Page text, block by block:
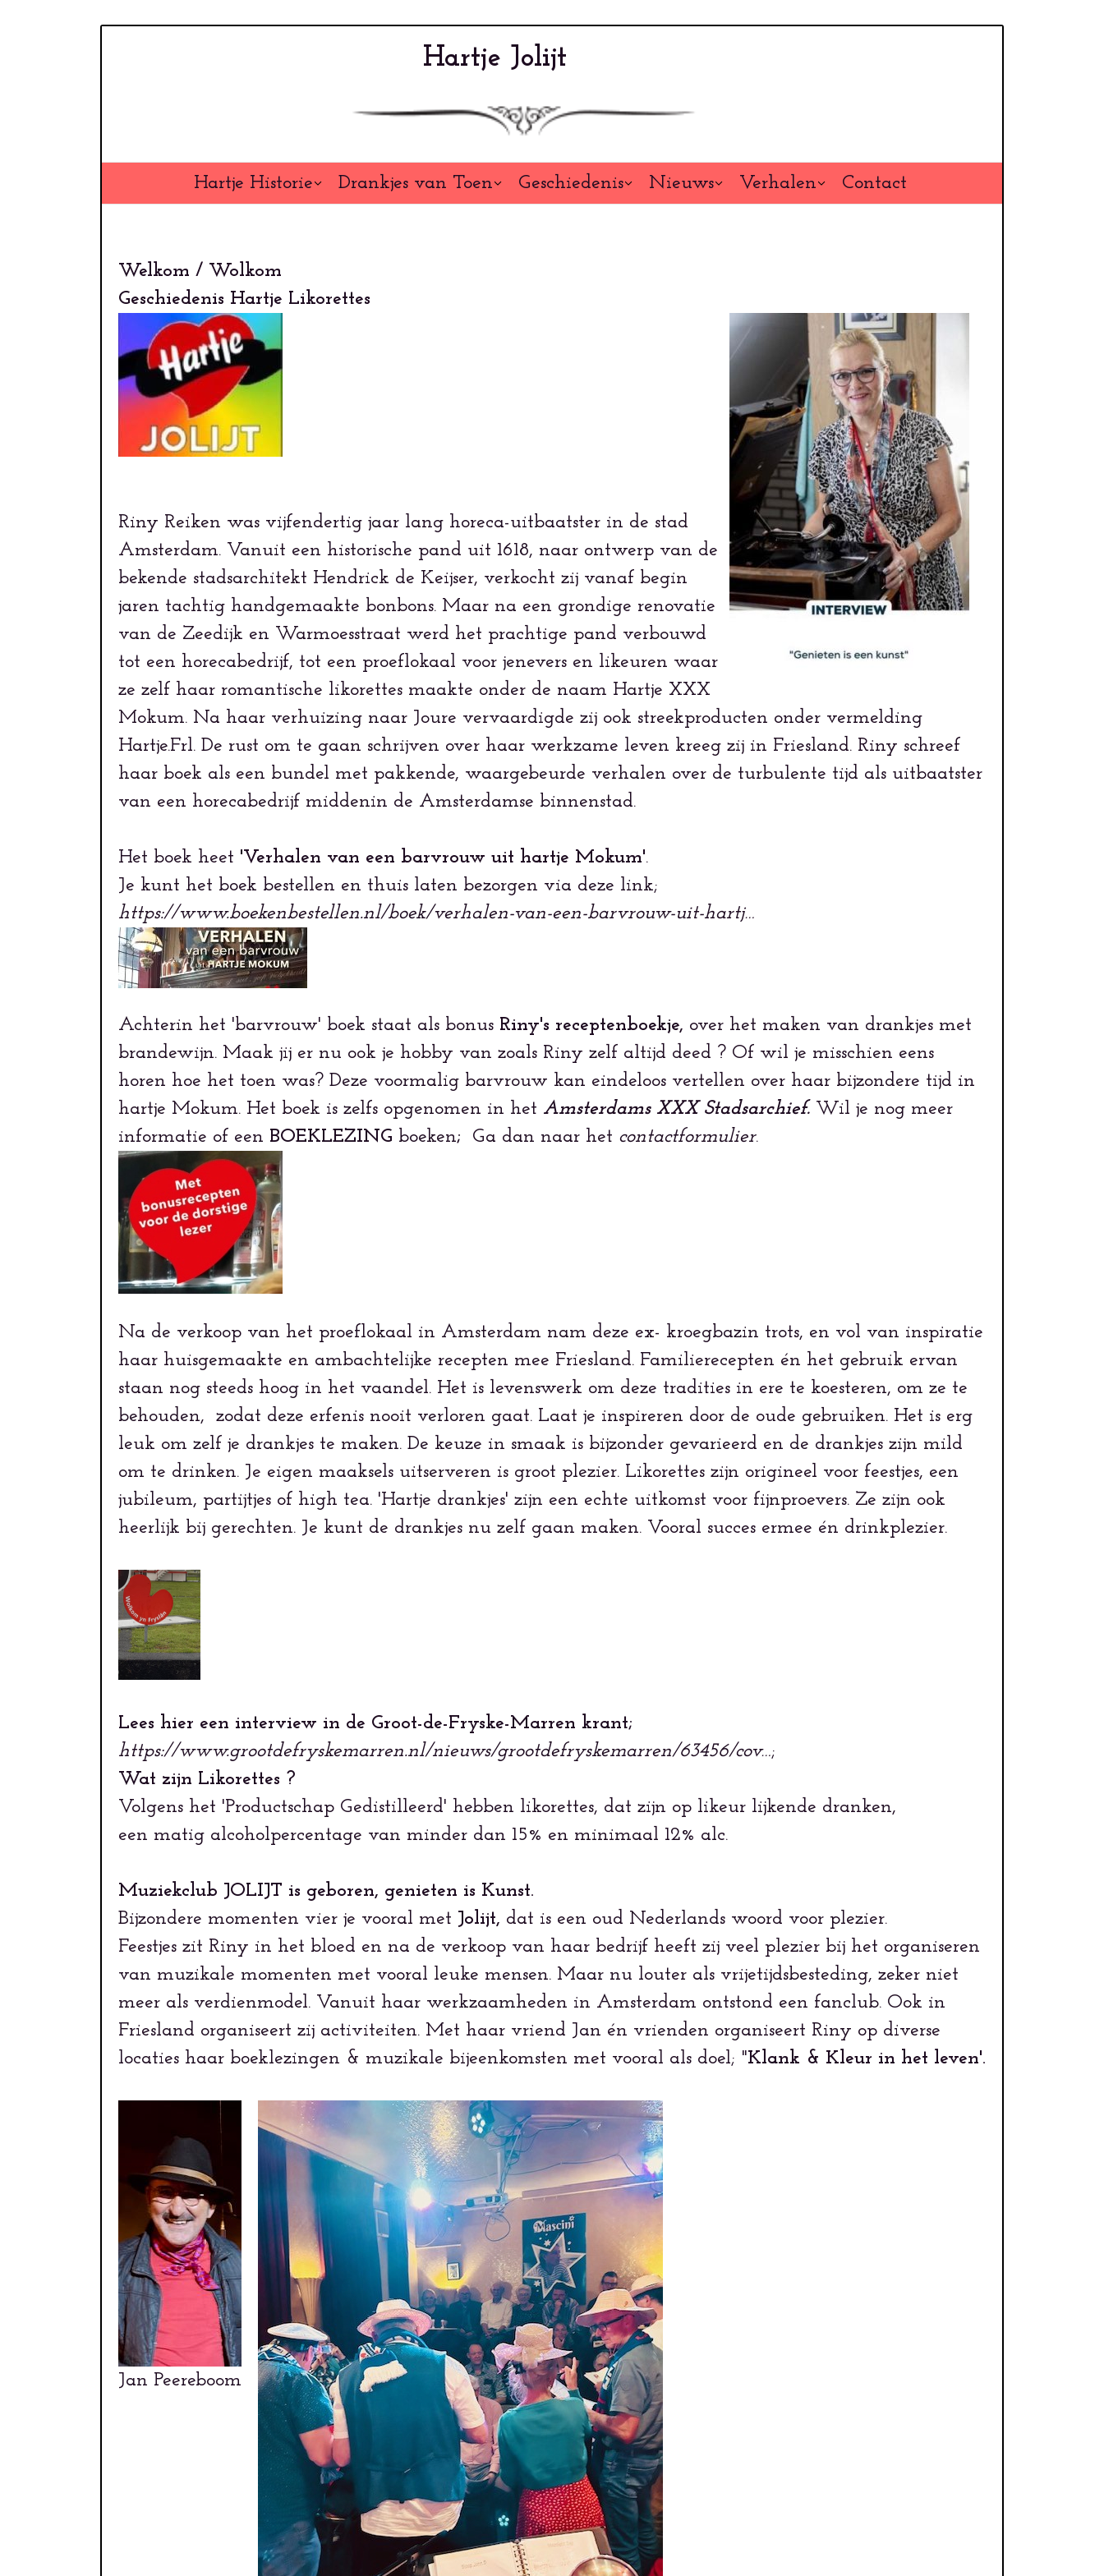
Hartje Jolijt
Hartje Historie Drankjes van Toen Geschiedenis Nieuws Verhalen Contact
Welkom / Wolkom
Geschiedenis Hartje Likorettes
Riny Reiken was vijfendertig jaar lang horeca-uitbaatster in de stad
Amsterdam. Vanuit een historische pand uit 1618, naar ontwerp van de
bekende stadsarchitekt Hendrick de Keijser, verkocht zij vanaf begin
jaren tachtig handgemaakte bonbons. Maar na een grondige renovatie
van de Zeedijk en Warmoesstraat werd het prachtige pand verbouwd
tot een horecabedrijf, tot een proeflokaal voor jenevers en likeuren waar
ze zelf haar romantische likorettes maakte onder de naam Hartje XXX
Mokum. Na haar verhuizing naar Joure vervaardigde zij ook streekproducten onder vermelding
Hartje.Frl. De rust om te gaan schrijven over haar werkzame leven kreeg zij in Friesland. Riny schreef
haar boek als een bundel met pakkende, waargebeurde verhalen over de turbulente tijd als uitbaatster
van een horecabedrijf middenin de Amsterdamse binnenstad.
Het boek heet 'Verhalen van een barvrouw uit hartje Mokum'.
Je kunt het boek bestellen en thuis laten bezorgen via deze link;
https://www.boekenbestellen.nl/boek/verhalen-van-een-barvrouw-uit-hartj…
Achterin het 'barvrouw' boek staat als bonus Riny's receptenboekje, over het maken van drankjes met
brandewijn. Maak jij er nu ook je hobby van zoals Riny zelf altijd deed ? Of wil je misschien eens
horen hoe het toen was? Deze voormalig barvrouw kan eindeloos vertellen over haar bijzondere tijd in
hartje Mokum. Het boek is zelfs opgenomen in het Amsterdams XXX Stadsarchief. Wil je nog meer
informatie of een BOEKLEZING boeken; Ga dan naar het contactformulier.
Na de verkoop van het proeflokaal in Amsterdam nam deze ex- kroegbazin trots, en vol van inspiratie
haar huisgemaakte en ambachtelijke recepten mee Friesland. Familierecepten én het gebruik ervan
staan nog steeds hoog in het vaandel. Het is levenswerk om deze tradities in ere te koesteren, om ze te
behouden, zodat deze erfenis nooit verloren gaat. Laat je inspireren door de oude gebruiken. Het is erg
leuk om zelf je drankjes te maken. De keuze in smaak is bijzonder gevarieerd en de drankjes zijn mild
om te drinken. Je eigen maaksels uitserveren is groot plezier. Likorettes zijn origineel voor feestjes, een
jubileum, partijtjes of high tea. 'Hartje drankjes' zijn een echte uitkomst voor fijnproevers. Ze zijn ook
heerlijk bij gerechten. Je kunt de drankjes nu zelf gaan maken. Vooral succes ermee én drinkplezier.
Lees hier een interview in de Groot-de-Fryske-Marren krant;
https://www.grootdefryskemarren.nl/nieuws/grootdefryskemarren/63456/cov…;
Wat zijn Likorettes ?
Volgens het 'Productschap Gedistilleerd' hebben likorettes, dat zijn op likeur lijkende dranken,
een matig alcoholpercentage van minder dan 15% en minimaal 12% alc.
Muziekclub JOLIJT is geboren, genieten is Kunst.
Bijzondere momenten vier je vooral met Jolijt, dat is een oud Nederlands woord voor plezier.
Feestjes zit Riny in het bloed en na de verkoop van haar bedrijf heeft zij veel plezier bij het organiseren
van muzikale momenten met vooral leuke mensen. Maar nu louter als vrijetijdsbesteding, zeker niet
meer als verdienmodel. Vanuit haar werkzaamheden in Amsterdam ontstond een fanclub. Ook in
Friesland organiseert zij activiteiten. Met haar vriend Jan én vrienden organiseert Riny op diverse
locaties haar boeklezingen & muzikale bijeenkomsten met vooral als doel; "Klank & Kleur in het leven'.
Jan Peereboom